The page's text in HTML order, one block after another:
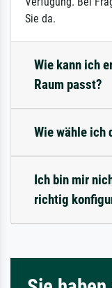
Sie da.
Wie kann ich
Raum passt?
Wie wähle ich
Ich bin mir
richtig